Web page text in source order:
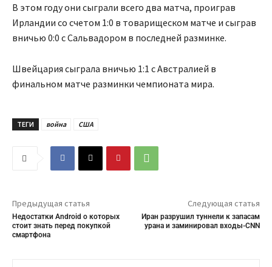
В этом году они сыграли всего два матча, проиграв
Ирландии со счетом 1:0 в товарищеском матче и сыграв
вничью 0:0 с Сальвадором в последней разминке.
Швейцария сыграла вничью 1:1 с Австралией в
финальном матче разминки чемпионата мира.
ТЕГИ война США
Предыдущая статья
Недостатки Android о которых
стоит знать перед покупкой
смартфона
Следующая статья
Иран разрушил туннели к запасам
урана и заминировал входы-CNN